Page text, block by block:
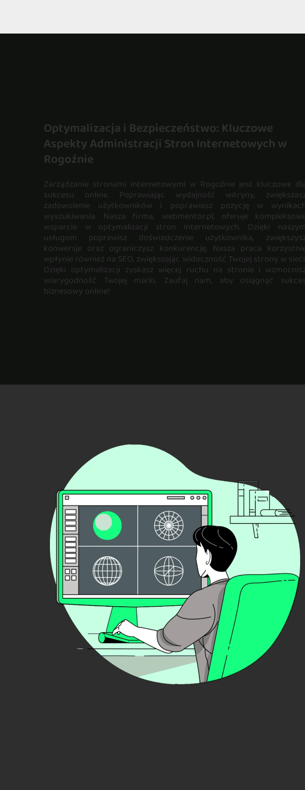
Optymalizacja i Bezpieczeństwo: Kluczowe
Aspekty Administracji Stron Internetowych w
Rogoźnie
Zarządzanie stronami internetowymi w Rogoźnie jest kluczowe dla
sukcesu online. Poprawiając wydajność witryny,
zadowolenie użytkowników i poprawiasz pozycję w
wyszukiwania. Nasza firma, webmentor.pl, oferuje
wsparcie w optymalizacji stron internetowych. Dzięki naszym
usługom poprawisz doświadczenie użytkownika,
konwersje oraz ograniczysz konkurencję. Nasza praca
wpłynie również na SEO, zwiększając widoczność Twojej strony w
Dzięki optymalizacji zyskasz więcej ruchu na stronie i
wiarygodność Twojej marki. Zaufaj nam, aby osiągnąć
biznesowy online!